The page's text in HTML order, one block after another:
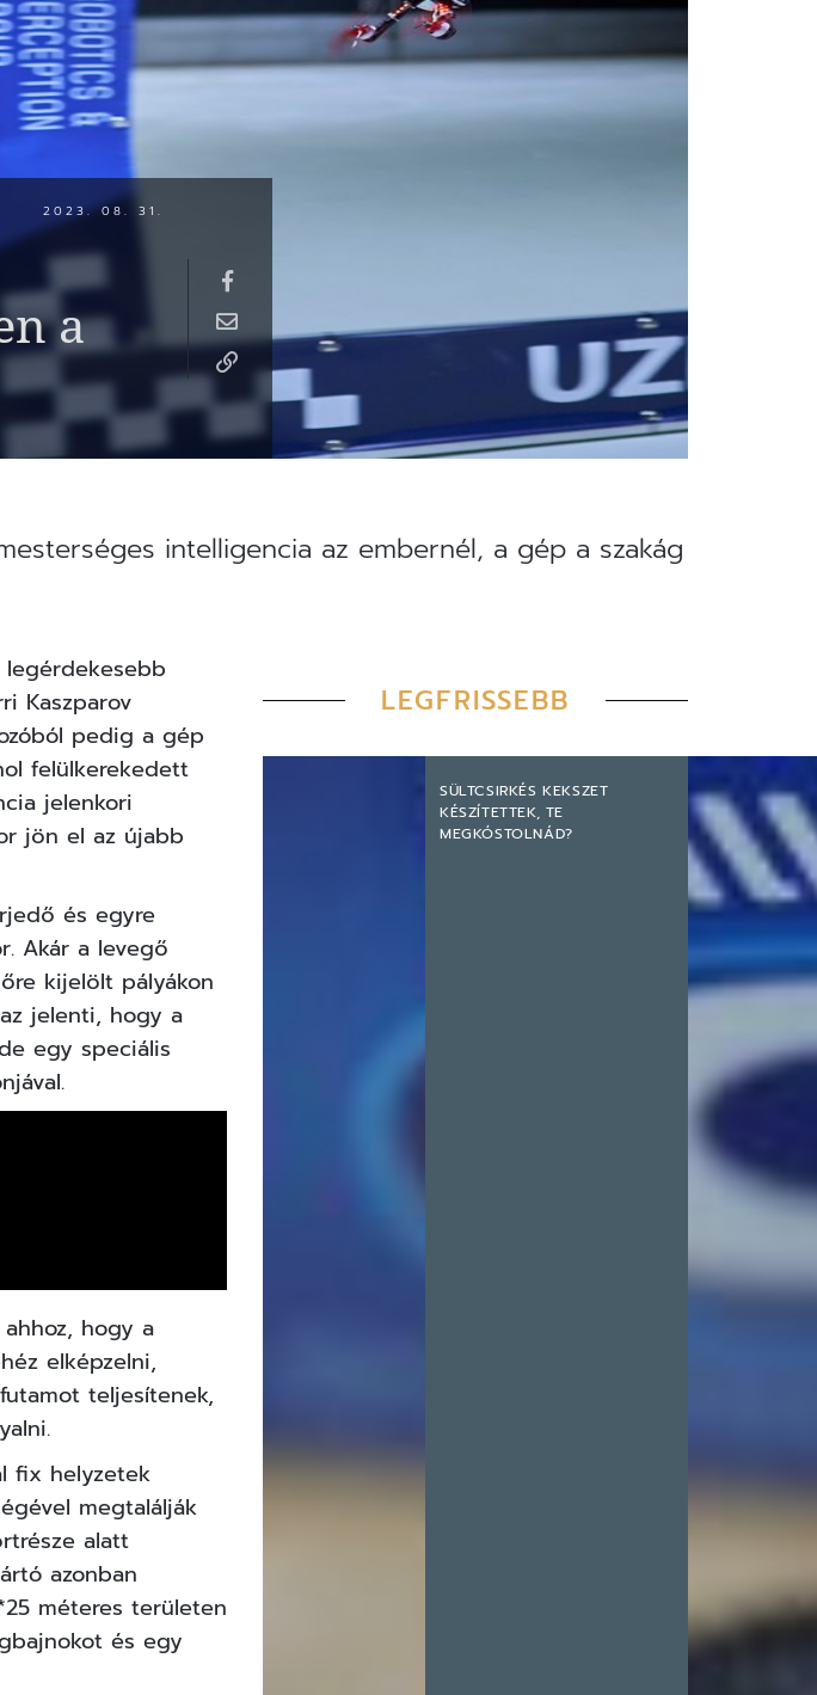
2023. 08. 31.
a
intelligencia az embernél, a gép a szakág
Kaszparov
pedig a gép
felülkerekedett
jelenkori
jön el az újabb
és egyre
Akár a levegő
kijelölt pályákon
jelenti, hogy a
egy speciális
hogy a
elképzelni,
teljesítenek,
fix helyzetek
megtalálják
alatt
azonban
méteres területen
és egy
LEGFRISSEBB
SÜLTCSIRKÉS KEKSZET
KÉSZÍTETTEK, TE
MEGKÓSTOLNÁD?